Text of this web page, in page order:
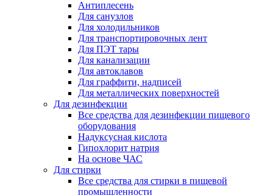
Антиплесень
Для санузлов
Для холодильников
Для транспортировочных лент
Для ПЭТ тары
Для канализации
Для автоклавов
Для граффити, надписей
Для металлических поверхностей
Для дезинфекции
Все средства для дезинфекции пищевого
оборудования
Надуксусная кислота
Гипохлорит натрия
На основе ЧАС
Для стирки
Все средства для стирки в пищевой
промышленности